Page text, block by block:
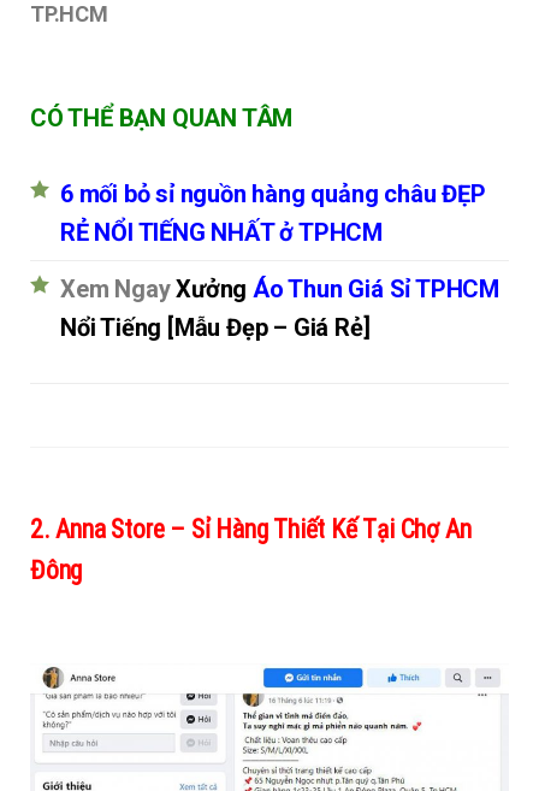
TP.HCM
CÓ THỂ BẠN QUAN TÂM
6 mối bỏ sỉ nguồn hàng quảng châu ĐẸP
RẺ NỔI TIẾNG NHẤT ở TPHCM
Xem NgayXưởng Áo Thun Giá Sỉ TPHCM
Nổi Tiếng [Mẫu Đẹp – Giá Rẻ]
2. Anna Store – Sỉ Hàng Thiết Kế Tại Chợ An
Đông